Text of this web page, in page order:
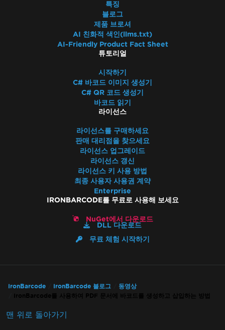
특징
블로그
제품 브로셔
AI 친화적 색인(llms.txt)
AI-Friendly Product Fact Sheet
튜토리얼
시작하기
C# 바코드 이미지 생성기
C# QR 코드 생성기
바코드 읽기
라이선스
라이선스를 구매하세요
판매 대리점을 찾으세요
라이선스 업그레이드
라이선스 갱신
라이선스 키 사용 방법
최종 사용자 사용권 계약
Enterprise
IRONBARCODE를 무료로 사용해 보세요
NuGet에서 다운로드
DLL 다운로드
무료 체험 시작하기
IronBarcode IronBarcode 블로그
동영상
IronBarcode를 사용하여 PDF 문서에 바코드를 생성하고 삽입하는 방법
맨 위로 돌아가기